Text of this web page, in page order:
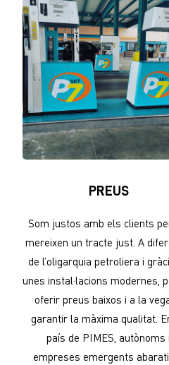
PREUS
Som justos amb els clients
mereixen un tracte just. A
de l’oligarquia petroliera i
unes instal·lacions modernes,
oferir preus baixos i a la
garantir la màxima qualitat.
país de PIMES, autònoms i
empreses emergents